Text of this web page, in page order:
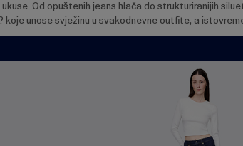
Od opuštenih jeans hlača do strukturiranijih
unose svježinu u svakodnevne outfite, a